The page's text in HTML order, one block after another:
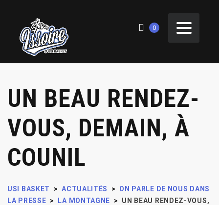
0
UN BEAU RENDEZ-
VOUS, DEMAIN, À
COUNIL
USI BASKET > ACTUALITÉS >
ON PARLE DE NOUS DANS
LA PRESSE > LA MONTAGNE >
UN BEAU RENDEZ-VOUS,